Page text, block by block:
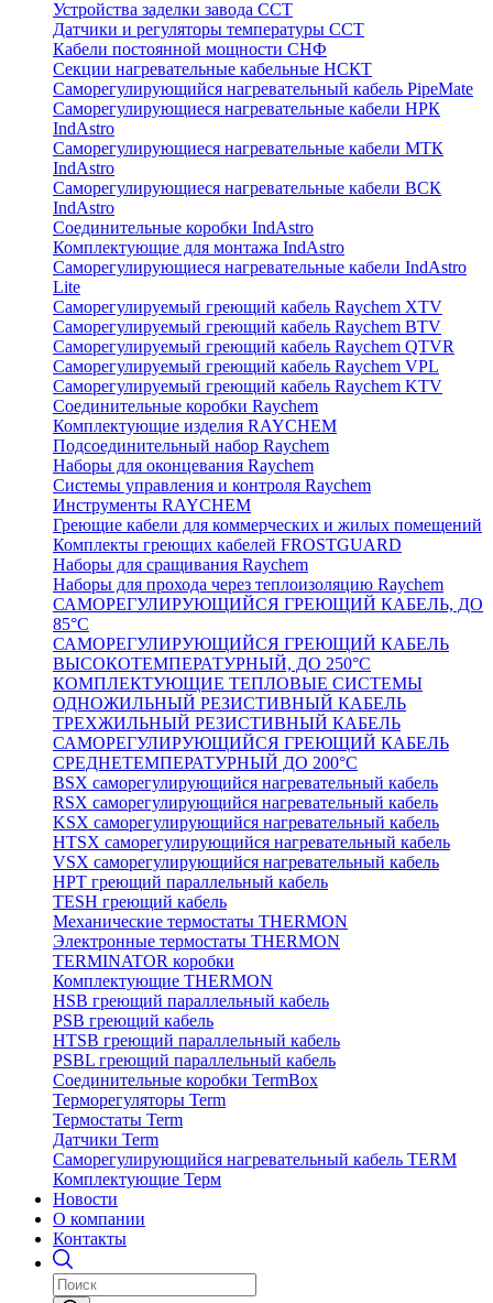
Устройства заделки завода ССТ
Датчики и регуляторы температуры ССТ
Кабели постоянной мощности СНФ
Секции нагревательные кабельные НСКТ
Саморегулирующийся нагревательный кабель PipeMate
Саморегулирующиеся нагревательные кабели НРК
IndAstro
Саморегулирующиеся нагревательные кабели МТК
IndAstro
Саморегулирующиеся нагревательные кабели ВСК
IndAstro
Соединительные коробки IndAstro
Комплектующие для монтажа IndAstro
Саморегулирующиеся нагревательные кабели IndAstro
Lite
Саморегулируемый греющий кабель Raychem XTV
Саморегулируемый греющий кабель Raychem BTV
Саморегулируемый греющий кабель Raychem QTVR
Саморегулируемый греющий кабель Raychem VPL
Саморегулируемый греющий кабель Raychem KTV
Соединительные коробки Raychem
Комплектующие изделия RAYCHEM
Подсоединительный набор Raychem
Наборы для оконцевания Raychem
Системы управления и контроля Raychem
Инструменты RAYCHEM
Греющие кабели для коммерческих и жилых помещений
Комплекты греющих кабелей FROSTGUARD
Наборы для сращивания Raychem
Наборы для прохода через теплоизоляцию Raychem
САМОРЕГУЛИРУЮЩИЙСЯ ГРЕЮЩИЙ КАБЕЛЬ, ДО
85°С
САМОРЕГУЛИРУЮЩИЙСЯ ГРЕЮЩИЙ КАБЕЛЬ
ВЫСОКОТЕМПЕРАТУРНЫЙ, ДО 250°С
КОМПЛЕКТУЮЩИЕ ТЕПЛОВЫЕ СИСТЕМЫ
ОДНОЖИЛЬНЫЙ РЕЗИСТИВНЫЙ КАБЕЛЬ
ТРЕХЖИЛЬНЫЙ РЕЗИСТИВНЫЙ КАБЕЛЬ
САМОРЕГУЛИРУЮЩИЙСЯ ГРЕЮЩИЙ КАБЕЛЬ
СРЕДНЕТЕМПЕРАТУРНЫЙ ДО 200°С
BSX саморегулирующийся нагревательный кабель
RSX саморегулирующийся нагревательный кабель
KSX саморегулирующийся нагревательный кабель
HTSX саморегулирующийся нагревательный кабель
VSX саморегулирующийся нагревательный кабель
НРТ греющий параллельный кабель
TESH греющий кабель
Механические термостаты THERMON
Электронные термостаты THERMON
TERMINATOR коробки
Комплектующие THERMON
HSB греющий параллельный кабель
PSB греющий кабель
HTSB греющий параллельный кабель
PSBL греющий параллельный кабель
Соединительные коробки TermBox
Терморегуляторы Term
Термостаты Term
Датчики Term
Саморегулирующийся нагревательный кабель TERM
Комплектующие Терм
Новости
О компании
Контакты